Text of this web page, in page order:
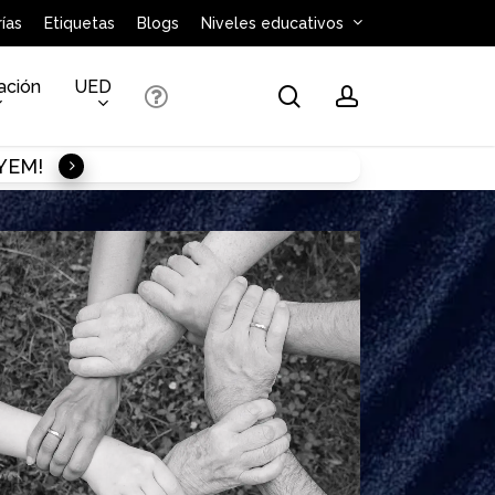
Etiquetas Blogs Niveles educativos
UED searchaccount